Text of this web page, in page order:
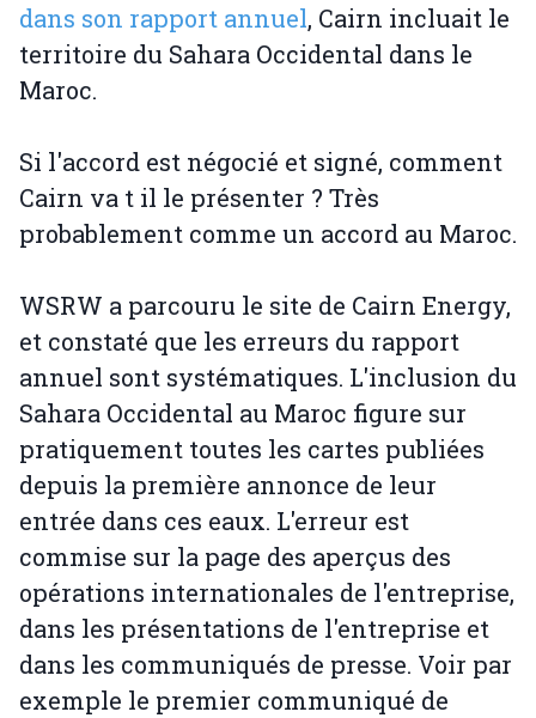
dans son rapport annuel, Cairn incluait le
territoire du Sahara Occidental dans le
Maroc.
Si l'accord est négocié et signé, comment
Cairn va t il le présenter ? Très
probablement comme un accord au Maroc.
WSRW a parcouru le site de Cairn Energy,
et constaté que les erreurs du rapport
annuel sont systématiques. L'inclusion du
Sahara Occidental au Maroc figure sur
pratiquement toutes les cartes publiées
depuis la première annonce de leur
entrée dans ces eaux. L'erreur est
commise sur la page des aperçus des
opérations internationales de l'entreprise,
dans les présentations de l'entreprise et
dans les communiqués de presse. Voir par
exemple le premier communiqué de